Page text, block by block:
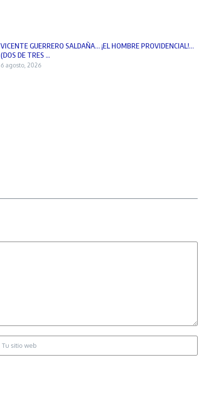
VICENTE GUERRERO SALDAÑA… ¡EL HOMBRE PROVIDENCIAL!…
(DOS DE TRES ...
6 agosto, 2026